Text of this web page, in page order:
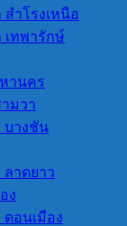
สำโรงเหนือ
เทพารักษ์
านคร
มวา
บางชัน
ลาดยาว
ง
ดอนเมือง